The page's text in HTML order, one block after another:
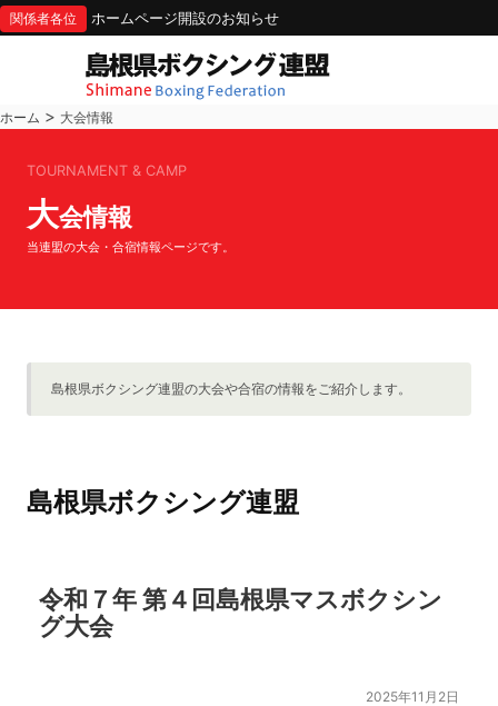
関係者各位 ホームページ開設のお知らせ
ホーム > 大会情報
TOURNAMENT & CAMP
大会情報
当連盟の大会・合宿情報ページです。
島根県ボクシング連盟の大会や合宿の情報をご紹介します。
島根県ボクシング連盟
令和７年 第４回島根県マスボクシン
グ大会
2025年11月2日